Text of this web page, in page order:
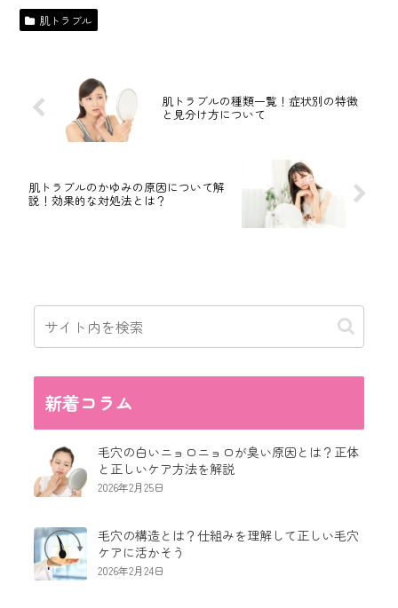
肌トラブル
肌トラブルの種類一覧！症状別の特徴
と見分け方について
肌トラブルのかゆみの原因について解
説！効果的な対処法とは？
新着コラム
毛穴の白いニョロニョロが臭い原因とは？正体
と正しいケア方法を解説
2026年2月25日
毛穴の構造とは？仕組みを理解して正しい毛穴
ケアに活かそう
2026年2月24日